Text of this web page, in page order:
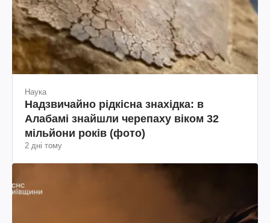
Наука
Надзвичайно рідкісна знахідка: в
Алабамі знайшли черепаху віком 32
мільйони років (фото)
2 дні тому